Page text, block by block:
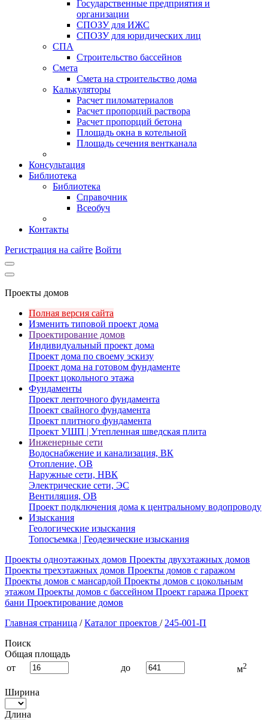
Государственные предприятия и
организации
СПОЗУ для ИЖС
СПОЗУ для юридических лиц
СПА
Строительство бассейнов
Смета
Смета на строительство дома
Калькуляторы
Расчет пиломатериалов
Расчет пропорций раствора
Расчет пропорций бетона
Площадь окна в котельной
Площадь сечения вентканала
Консультация
Библиотека
Библиотека
Справочник
Всеобуч
Контакты
Регистрация на сайте Войти
Проекты домов
Полная версия сайта
Изменить типовой проект дома
Проектирование домов
Индивидуальный проект дома
Проект дома по своему эскизу
Проект дома на готовом фундаменте
Проект цокольного этажа
Фундаменты
Проект ленточного фундамента
Проект свайного фундамента
Проект плитного фундамента
Проект УШП | Утепленная шведская плита
Инженерные сети
Водоснабжение и канализация, ВК
Отопление, ОВ
Наружные сети, НВК
Электрические сети, ЭС
Вентиляция, ОВ
Проект подключения дома к центральному водопроводу
Изыскания
Геологические изыскания
Топосъемка | Геодезические изыскания
Проекты одноэтажных домов Проекты двухэтажных домов
Проекты трехэтажных домов Проекты домов с гаражом
Проекты домов с мансардой Проекты домов с цокольным
этажом Проекты домов с бассейном Проект гаража Проект
бани Проектирование домов
Главная страница / Каталог проектов / 245-001-П
Поиск
Общая площадь
от
до м2
Ширина
Длина